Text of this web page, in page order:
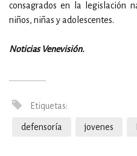
consagrados en la legislación
niños, niñas y adolescentes.
Noticias Venevisión.
Etiquetas:
defensoría jovenes